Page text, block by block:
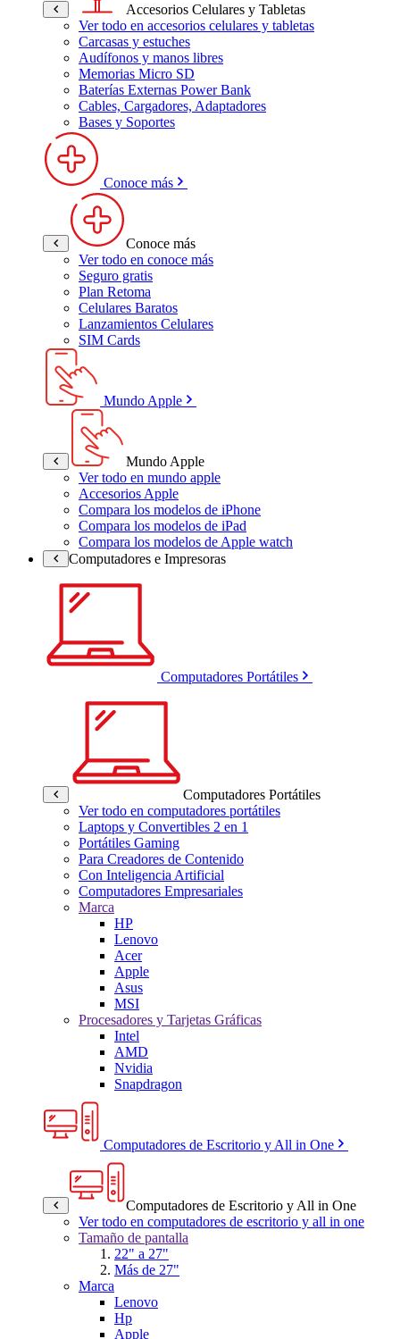
Accesorios Celulares y Tabletas
Ver todo en accesorios celulares y tabletas
Carcasas y estuches
Audífonos y manos libres
Memorias Micro SD
Baterías Externas Power Bank
Cables, Cargadores, Adaptadores
Bases y Soportes
Conoce más
Conoce más
Ver todo en conoce más
Seguro gratis
Plan Retoma
Celulares Baratos
Lanzamientos Celulares
SIM Cards
Mundo Apple
Mundo Apple
Ver todo en mundo apple
Accesorios Apple
Compara los modelos de iPhone
Compara los modelos de iPad
Compara los modelos de Apple watch
Computadores e Impresoras
Computadores Portátiles
Computadores Portátiles
Ver todo en computadores portátiles
Laptops y Convertibles 2 en 1
Portátiles Gaming
Para Creadores de Contenido
Con Inteligencia Artificial
Computadores Empresariales
Marca
HP
Lenovo
Acer
Apple
Asus
MSI
Procesadores y Tarjetas Gráficas
Intel
AMD
Nvidia
Snapdragon
Computadores de Escritorio y All in One
Computadores de Escritorio y All in One
Ver todo en computadores de escritorio y all in one
Tamaño de pantalla
22" a 27"
Más de 27"
Marca
Lenovo
Hp
Apple